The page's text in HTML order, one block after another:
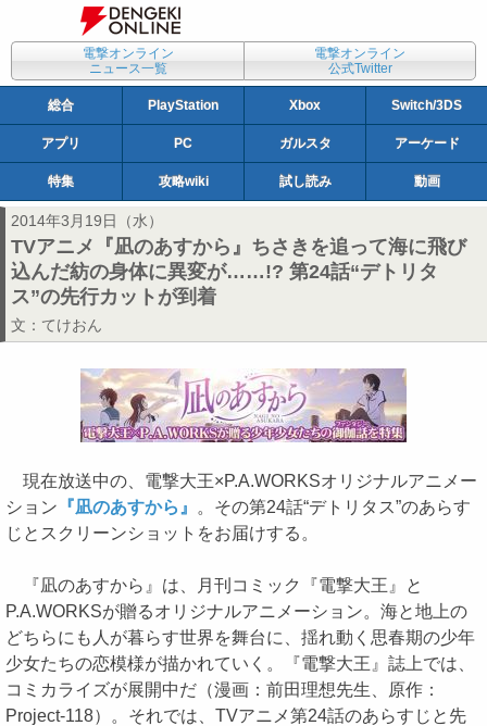
電撃オンライン
ニュース一覧
電撃オンライン
公式Twitter
総合 PlayStation Xbox Switch/3DS
アプリ PC ガルスタ アーケード
特集 攻略wiki 試し読み 動画
2014年3月19日（水）
TVアニメ『凪のあすから』ちさきを追って海に飛び
込んだ紡の身体に異変が……!? 第24話“デトリタ
ス”の先行カットが到着
文： てけおん
現在放送中の、電撃大王×P.A.WORKSオリジナルアニメー
ション 『凪のあすから』
。その第24話“デトリタス”のあらす
じとスクリーンショットをお届けする。
『凪のあすから』は、月刊コミック『電撃大王』と
P.A.WORKSが贈るオリジナルアニメーション。海と地上の
どちらにも人が暮らす世界を舞台に、揺れ動く思春期の少年
少女たちの恋模様が描かれていく。『電撃大王』誌上では、
コミカライズが展開中だ（漫画：前田理想先生、原作：
Project‐118）。それでは、TVアニメ第24話のあらすじと先